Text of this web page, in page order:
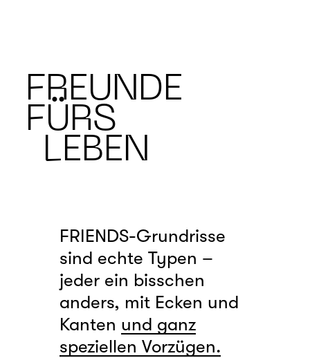
FREUNDE
FÜRS
LEBEN
FRIENDS-Grundrisse
sind echte Typen –
jeder ein bisschen
anders, mit Ecken und
Kanten und ganz
speziellen Vorzügen.